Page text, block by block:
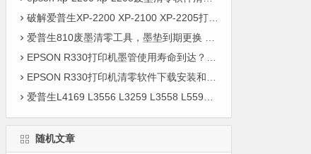
破解爱普生XP-2200 XP-2100 XP-2205打印机复位调整程序
爱普生810废墨清零工具，墨垫到期更换 闪红灯怎么办？
EPSON R330打印机墨管使用寿命到达？不用担心，清零软件来帮忙！
EPSON R330打印机清零软件下载安装和使用教程
爱普生L4169 L3556 L3259 L3558 L5590打印机清零软件_打印机清零废墨垫子程序
随机文章